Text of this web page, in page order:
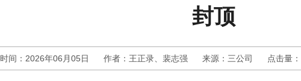
封顶
时间：2026年06月05日 作者：王正录、裴志强 来源：三公司 点击量：